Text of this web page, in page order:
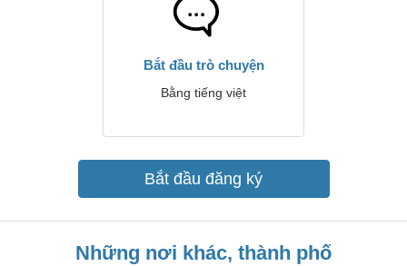
Bắt đầu trò chuyện
Bằng tiếng việt
Bắt đầu đăng ký
Những nơi khác, thành phố